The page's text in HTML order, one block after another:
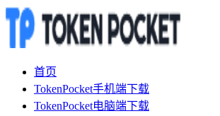
首页
TokenPocket手机端下载
TokenPocket电脑端下载